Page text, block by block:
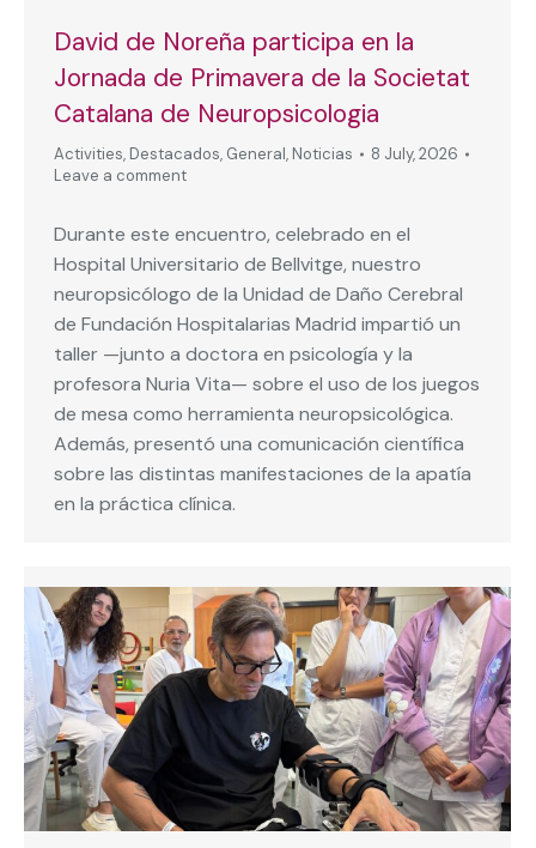
David de Noreña participa en la
Jornada de Primavera de la Societat
Catalana de Neuropsicologia
Activities, Destacados, General, Noticias
8 July, 2026
Leave a comment
Durante este encuentro, celebrado en el
Hospital Universitario de Bellvitge, nuestro
neuropsicólogo de la Unidad de Daño Cerebral
de Fundación Hospitalarias Madrid impartió un
taller —junto a doctora en psicología y la
profesora Nuria Vita— sobre el uso de los juegos
de mesa como herramienta neuropsicológica.
Además, presentó una comunicación científica
sobre las distintas manifestaciones de la apatía
en la práctica clínica.